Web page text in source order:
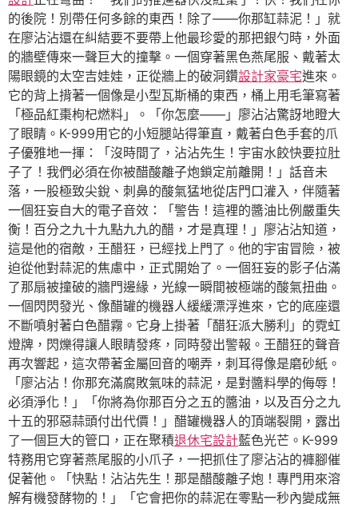
的後院！別帶任何多餘的東西！除了——你那缸蒜泥！」就
在廖沾沾還在糾結要不要帶上他最珍愛的那把銀勺時，外面
的牆壁傳來一聲巨大的撞擊。一個穿著黑色燕尾服、戴著太
陽眼鏡的太空吉娃娃，正從牆上的破洞鑽設計家豪宅進來。
它的背上揹著一個像是小型瓦斯桶的東西，桶上用毛筆寫著
「極品紅棗枸杞燃料」。「你怎麼——」廖沾沾驚訝地瞪大
了眼睛。K-999用它的小短腿站得筆直，戴著白色手套的爪
子優雅地一揮：「沒時間了，沾沾先生！宇宙水餃快要拉肚
子了！我們必須在你被醋酸離子炮鎖定前離開！」話音未
落，一股極致尖銳、刺鼻的酸氣猛地從店門口灌入，伴隨著
一個狂妄自大的電子音效：「警告！這裡的醬油比例嚴重失
衡！百分之九十九點九九的醋，才是真理！」廖沾沾知道，
這是他的宿敵，王醋狂，已經找上門了。他的宇宙冒險，被
迫從他對蒜泥的焦慮中，正式開始了。一個狂妄的影子佔滿
了那扇被撞破的牆門邊緣，光線一瞬間被極端的酸氣扭曲。
一個閃閃發光、像醋罐的機器人緩緩漂浮進來，它的底座還
不斷噴射著白色醋霧。它身上掛著「醋狂派大勝利」的霓虹
燈牌，閃爍得讓人眼睛發疼，同時發出警報。王醋狂的聲音
再次響起，這次帶著金屬回音的嘲弄，刺耳得像是磨砂紙。
「廖沾沾！你那充滿腐敗氣味的蒜泥，是對醬料學的侮辱！
必須淨化！」「你將為你那百分之五的醬油，以及百分之九
十五的邪惡蒜頭付出代價！」醋罐機器人的頂端裂開，露出
了一個巨大的管口，正在聚積退休宅設計藍色光芒。K-999
特務用它穿著燕尾服的小爪子，一把抓住了廖沾沾的褲腳催
促著他。「快點！沾沾先生！那是醋酸離子炮！專門用來溶
解有機發酵物的！」「它會把你的蒜泥在零點一秒內變成無